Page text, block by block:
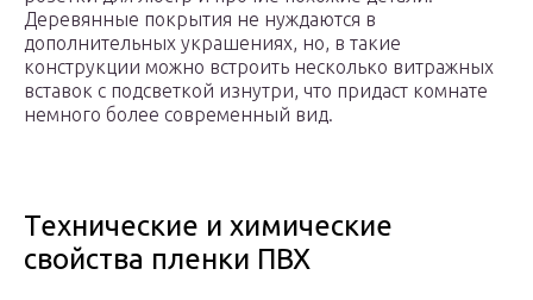
Деревянные покрытия не нуждаются в
дополнительных украшениях, но, в такие
конструкции можно встроить несколько витражных
вставок с подсветкой изнутри, что придаст комнате
немного более современный вид.
Технические и химические
свойства пленки ПВХ